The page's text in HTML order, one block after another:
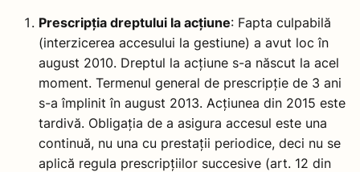
Prescripția dreptului la acțiune: Fapta culpabilă
(interzicerea accesului la gestiune) a avut loc în
august 2010. Dreptul la acțiune s-a născut la acel
moment. Termenul general de prescripție de 3 ani
s-a împlinit în august 2013. Acțiunea din 2015 este
tardivă. Obligația de a asigura accesul este una
continuă, nu una cu prestații periodice, deci nu se
aplică regula prescripțiilor succesive (art. 12 din